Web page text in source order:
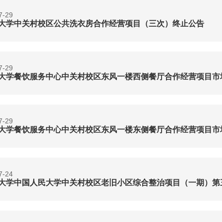
29
学中关村校区公共洗衣房合作经营项目（三次）终止公告
29
学餐饮服务中心中关村校区东风一楼西侧餐厅合作经营项目
29
学餐饮服务中心中关村校区东风一楼东侧餐厅合作经营项目
24
学中国人民大学中关村校区老旧小区综合整治项目（一期）